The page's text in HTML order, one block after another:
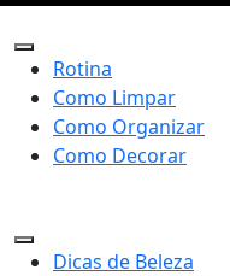
Rotina
Como Limpar
Como Organizar
Como Decorar
Dicas de Beleza